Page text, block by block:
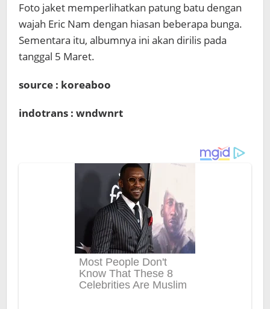
Foto jaket memperlihatkan patung batu dengan
wajah Eric Nam dengan hiasan beberapa bunga.
Sementara itu, albumnya ini akan dirilis pada
tanggal 5 Maret.
source : koreaboo
indotrans : wndwnrt